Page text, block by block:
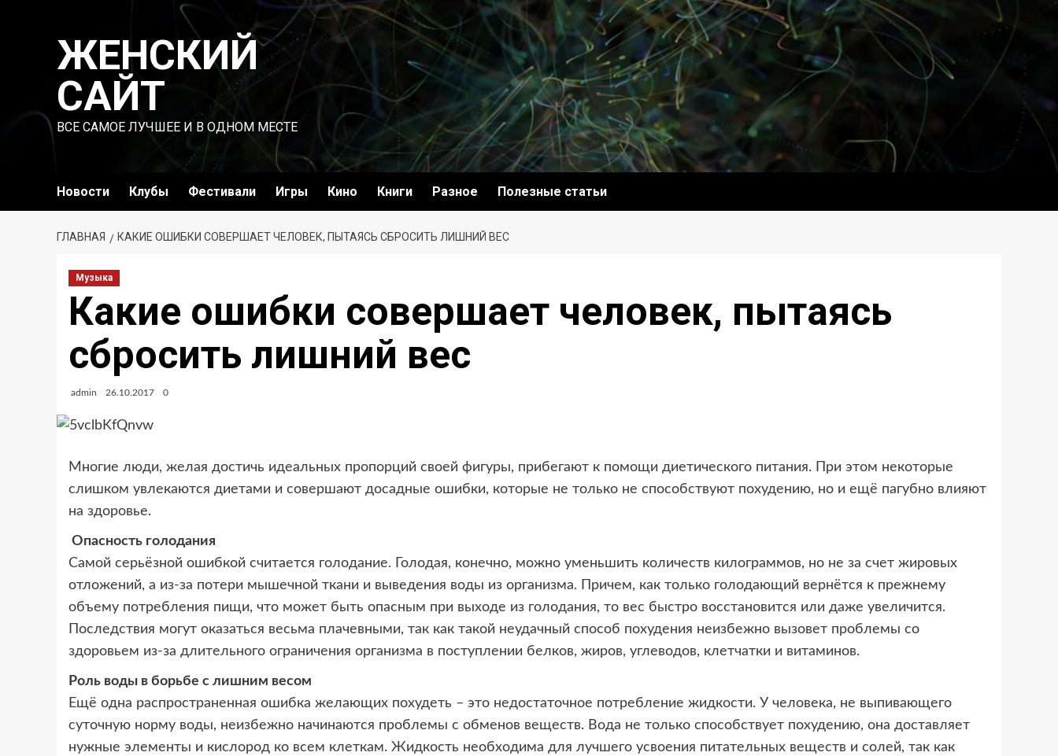
содержимомуЖЕНСКИЙ
САЙТ
ВСЕ САМОЕ ЛУЧШЕЕ И В ОДНОМ МЕСТЕ
Новости Клубы Фестивали Игры Кино Книги Разное Полезные статьи
ГЛАВНАЯ КАКИЕ ОШИБКИ СОВЕРШАЕТ ЧЕЛОВЕК, ПЫТАЯСЬ СБРОСИТЬ ЛИШНИЙ ВЕС
Музыка
Какие ошибки совершает человек, пытаясь
сбросить лишний вес
admin 26.10.2017 0
Многие люди, желая достичь идеальных пропорций своей фигуры, прибегают к помощи диетического питания. При этом некоторые
слишком увлекаются диетами и совершают досадные ошибки, которые не только не способствуют похудению, но и ещё пагубно влияют
на здоровье.
Опасность голодания
Самой серьёзной ошибкой считается голодание. Голодая, конечно, можно уменьшить количеств килограммов, но не за счет жировых
отложений, а из-за потери мышечной ткани и выведения воды из организма. Причем, как только голодающий вернётся к прежнему
объему потребления пищи, что может быть опасным при выходе из голодания, то вес быстро восстановится или даже увеличится.
Последствия могут оказаться весьма плачевными, так как такой неудачный способ похудения неизбежно вызовет проблемы со
здоровьем из-за длительного ограничения организма в поступлении белков, жиров, углеводов, клетчатки и витаминов.
Роль воды в борьбе с лишним весом
Ещё одна распространенная ошибка желающих похудеть – это недостаточное потребление жидкости. У человека, не выпивающего
суточную норму воды, неизбежно начинаются проблемы с обменов веществ. Вода не только способствует похудению, она доставляет
нужные элементы и кислород ко всем клеткам. Жидкость необходима для лучшего усвоения питательных веществ и солей, так как